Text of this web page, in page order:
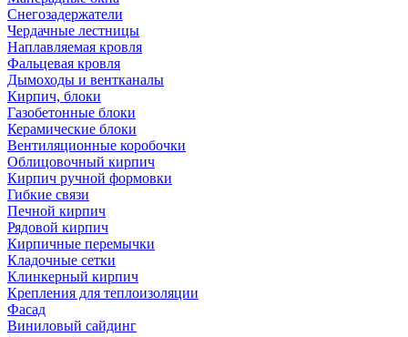
Снегозадержатели
Чердачные лестницы
Наплавляемая кровля
Фальцевая кровля
Дымоходы и вентканалы
Кирпич, блоки
Газобетонные блоки
Керамические блоки
Вентиляционные коробочки
Облицовочный кирпич
Кирпич ручной формовки
Гибкие связи
Печной кирпич
Рядовой кирпич
Кирпичные перемычки
Кладочные сетки
Клинкерный кирпич
Крепления для теплоизоляции
Фасад
Виниловый сайдинг